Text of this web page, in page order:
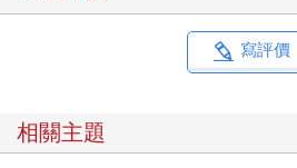
寫評價
相關主題